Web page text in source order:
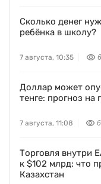
Сколько денег
ребёнка в школу?
7 августа, 10:35
Доллар может
тенге: прогноз на
7 августа, 11:08
Торговля внутри
к $102 млрд: что
Казахстан